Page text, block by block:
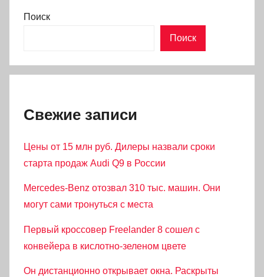
Поиск
Поиск
Свежие записи
Цены от 15 млн руб. Дилеры назвали сроки
старта продаж Audi Q9 в России
Mercedes-Benz отозвал 310 тыс. машин. Они
могут сами тронуться с места
Первый кроссовер Freelander 8 сошел с
конвейера в кислотно-зеленом цвете
Он дистанционно открывает окна. Раскрыты